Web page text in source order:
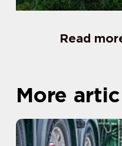
Read
More